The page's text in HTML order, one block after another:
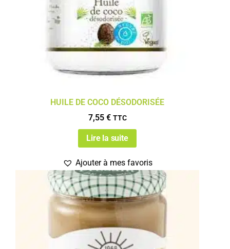
HUILE DE COCO DÉSODORISÉE
7,55 € TTC
Lire la suite
Ajouter à mes favoris